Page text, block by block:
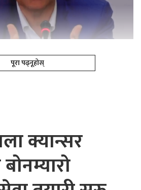
पूरा पढ्नूहोस्
क्यान्सर